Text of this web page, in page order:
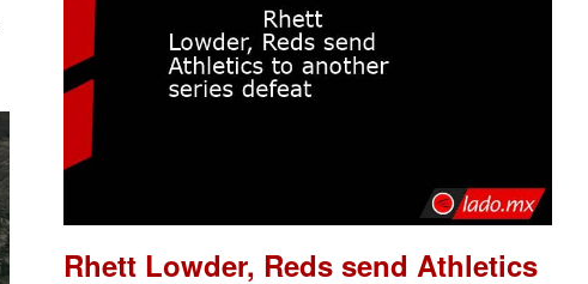
Rhett Lowder, Reds send Athletics